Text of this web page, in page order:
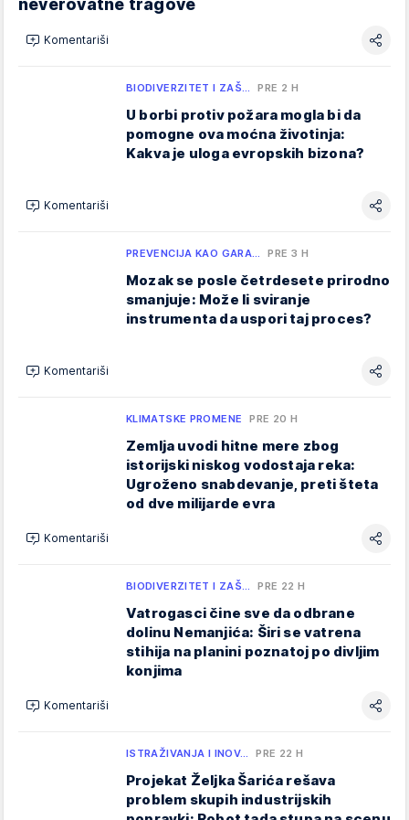
neverovatne tragove
Komentariši
BIODIVERZITET I ZAŠ… PRE 2 H
U borbi protiv požara mogla bi da
pomogne ova moćna životinja:
Kakva je uloga evropskih bizona?
Komentariši
PREVENCIJA KAO GARA… PRE 3 H
Mozak se posle četrdesete prirodno
smanjuje: Može li sviranje
instrumenta da uspori taj proces?
Komentariši
KLIMATSKE PROMENE PRE 20 H
Zemlja uvodi hitne mere zbog
istorijski niskog vodostaja reka:
Ugroženo snabdevanje, preti šteta
od dve milijarde evra
Komentariši
BIODIVERZITET I ZAŠ… PRE 22 H
Vatrogasci čine sve da odbrane
dolinu Nemanjića: Širi se vatrena
stihija na planini poznatoj po divljim
konjima
Komentariši
ISTRAŽIVANJA I INOV… PRE 22 H
Projekat Željka Šarića rešava
problem skupih industrijskih